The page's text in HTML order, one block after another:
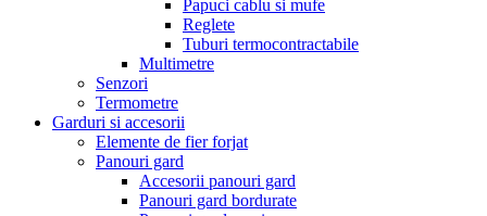
Papuci cablu si mufe
Reglete
Tuburi termocontractabile
Multimetre
Senzori
Termometre
Garduri si accesorii
Elemente de fier forjat
Panouri gard
Accesorii panouri gard
Panouri gard bordurate